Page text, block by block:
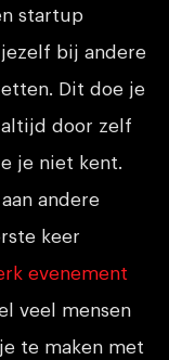
startup
bij andere
Dit doe je
door zelf
je niet kent.
andere
keer
evenement
veel mensen
te maken met